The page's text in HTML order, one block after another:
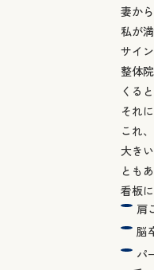
妻か
私が
サイ
整体
くる
それ
これ
大き
とも
看板に
肩
脳
パ